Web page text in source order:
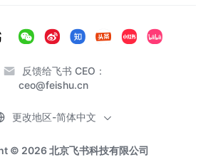
反馈给飞书 CEO：
ceo@feishu.cn
© 2026 北京飞书科技有限公司
更改地区-简体中文